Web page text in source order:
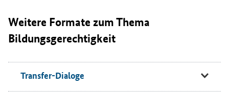
Weitere Formate zum Thema
Bildungsgerechtigkeit
Transfer-Dialoge